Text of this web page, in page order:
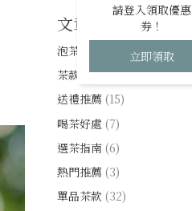
請登入領取優惠
券！
立即領取
文章分類
泡茶技巧
茶款解析(40)
送禮推薦 (15)
喝茶好處 (7)
選茶指南 (6)
熱門推薦 (3)
單品茶款 (32)